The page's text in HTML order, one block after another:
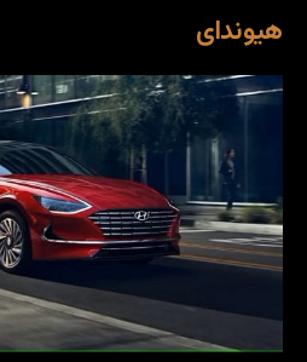
هیوندای